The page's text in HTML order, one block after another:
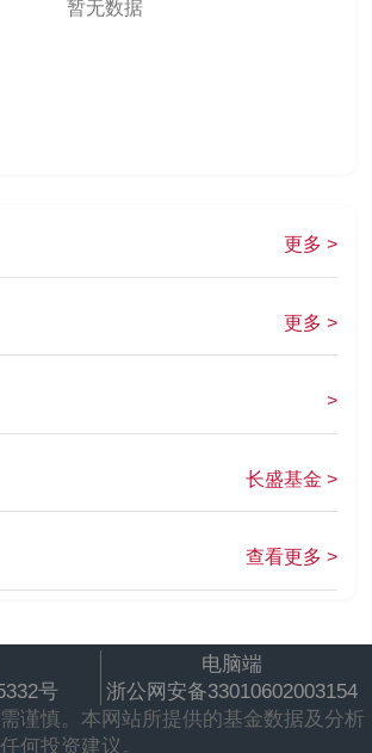
暂无数据
更多 >
更多 >
>
长盛基金 >
查看更多 >
电脑端
号
浙公网安备33010602003154
谨慎。本网站所提供的基金数据及分析
何投资建议。